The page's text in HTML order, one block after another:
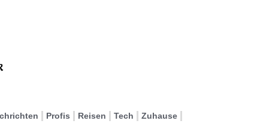
Profis Reisen Tech Zuhause